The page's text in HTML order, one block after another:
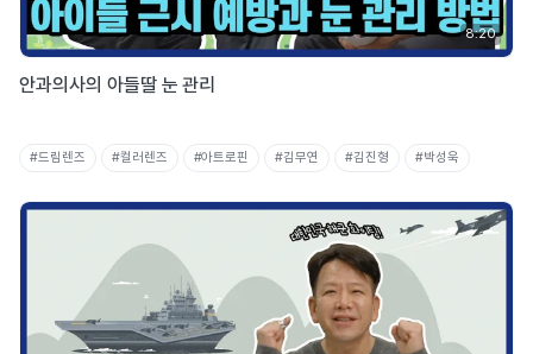
8:20
안과의사의 아들딸 눈 관리
#드림렌즈 #컬러렌즈 #아트로핀 #김무연 #김진형 #박성욱